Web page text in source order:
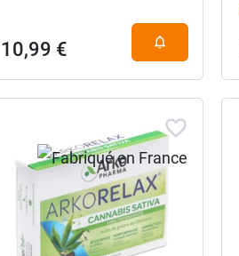
10,99 €